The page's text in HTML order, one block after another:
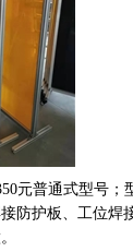
元普通式型号；
防护板、工位焊